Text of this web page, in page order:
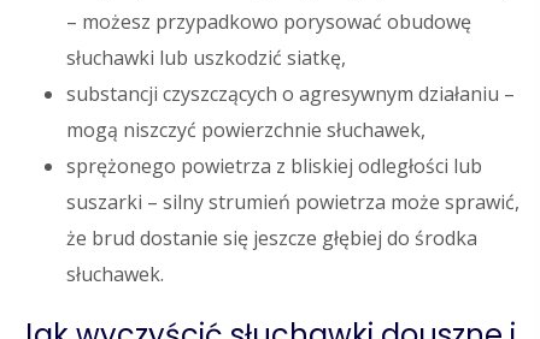
– możesz przypadkowo porysować obudowę
słuchawki lub uszkodzić siatkę,
substancji czyszczących o agresywnym działaniu –
mogą niszczyć powierzchnie słuchawek,
sprężonego powietrza z bliskiej odległości lub
suszarki – silny strumień powietrza może sprawić,
że brud dostanie się jeszcze głębiej do środka
słuchawek.